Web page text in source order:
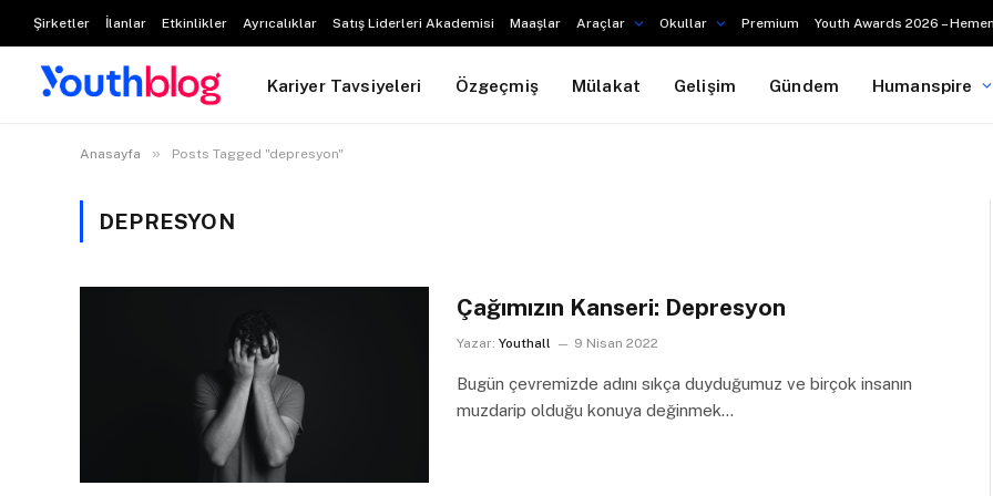
Şirketler İlanlar Etkinlikler Ayrıcalıklar Satış Liderleri Akademisi Maaşlar Araçlar Okullar Premium Youth Awards 2026 –
Kariyer Tavsiyeleri Özgeçmiş Mülakat Gelişim Gündem Humanspire
Anasayfa » Posts Tagged "depresyon"
DEPRESYON
Çağımızın Kanseri: Depresyon
Yazar: Youthall 9 Nisan 2022
Bugün çevremizde adını sıkça duyduğumuz ve birçok insanın
muzdarip olduğu konuya değinmek…